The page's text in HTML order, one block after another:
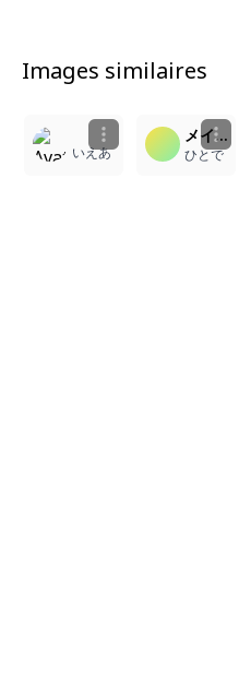
Images similaires
いえあ
メイドおじさん
ひとで